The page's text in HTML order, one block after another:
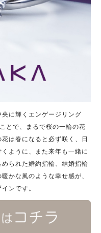
に輝くエンゲージリング
とで、まるで桜の一輪の花
は春になると必ず咲く、日
ように、また来年も一緒に
られた婚約指輪、結婚指輪
かな風のような幸せ感が、
ンです。